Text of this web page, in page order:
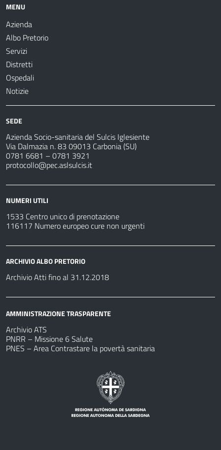
MENU
Azienda
Albo Pretorio
Servizi
Distretti
Ospedali
Notizie
SEDE
Azienda Socio-sanitaria del Sulcis Iglesiente
Via Dalmazia n. 83 09013 Carbonia (SU)
0781 6681 – 0781 3921
protocollo@pec.aslsulcis.it
NUMERI UTILI
1533 Centro unico di prenotazione
116117 Numero europeo cure non urgenti
ARCHIVIO ALBO PRETORIO
Archivio Atti fino al 31.12.2018
AMMINISTRAZIONE TRASPARENTE
Archivio ATS
PNRR – Missione 6 Salute
PNES – Area Contrastare la povertà sanitaria